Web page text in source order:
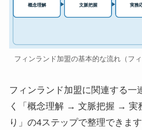
概念理解 文脈把握 実務
フィンランド加盟の基本的な流れ（フ
フィンランド加盟に関連する一
く「概念理解 → 文脈把握 → 実
り」の4ステップで整理できま